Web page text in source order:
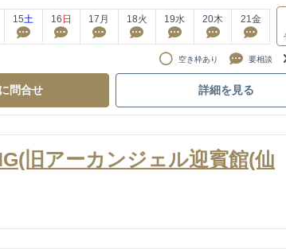
15土 16 日 17 月 18火 19水 20木 21 金
空き枠あり 要相談
問合せ 詳細を見る
旧アーカンジェル迎賓館(仙